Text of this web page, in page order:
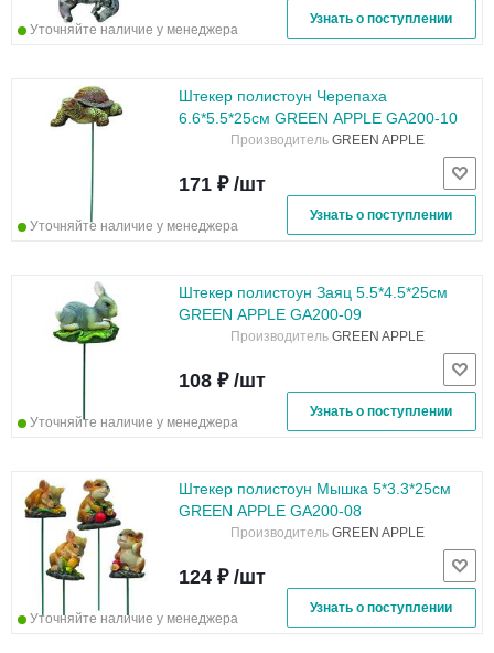
Уточняйте наличие у менеджера
Узнать о поступлении
Штекер полистоун Черепаха
6.6*5.5*25см GREEN APPLE GA200-10
Производитель GREEN APPLE
Уточняйте наличие у менеджера
171 ₽ /шт
Узнать о поступлении
Штекер полистоун Заяц 5.5*4.5*25см
GREEN APPLE GA200-09
Производитель GREEN APPLE
Уточняйте наличие у менеджера
108 ₽ /шт
Узнать о поступлении
Штекер полистоун Мышка 5*3.3*25см
GREEN APPLE GA200-08
Производитель GREEN APPLE
Уточняйте наличие у менеджера
124 ₽ /шт
Узнать о поступлении